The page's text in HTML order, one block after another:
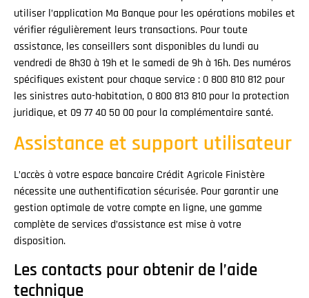
utiliser l’application Ma Banque pour les opérations mobiles et
vérifier régulièrement leurs transactions. Pour toute
assistance, les conseillers sont disponibles du lundi au
vendredi de 8h30 à 19h et le samedi de 9h à 16h. Des numéros
spécifiques existent pour chaque service : 0 800 810 812 pour
les sinistres auto-habitation, 0 800 813 810 pour la protection
juridique, et 09 77 40 50 00 pour la complémentaire santé.
Assistance et support utilisateur
L’accès à votre espace bancaire Crédit Agricole Finistère
nécessite une authentification sécurisée. Pour garantir une
gestion optimale de votre compte en ligne, une gamme
complète de services d’assistance est mise à votre
disposition.
Les contacts pour obtenir de l’aide
technique